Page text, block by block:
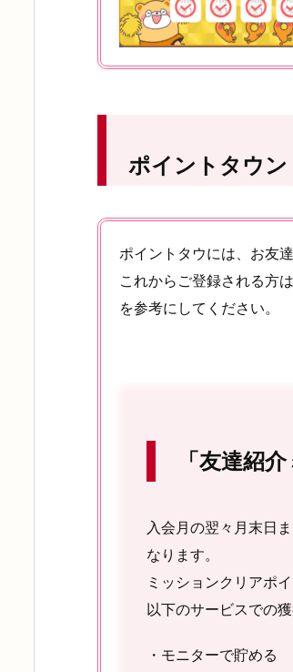
ポイントタウ
ポイントタウには、お友
これからご登録される方
を参考にしてください。
「友達紹
入会月の翌々月末日
なります。
ミッションクリアポ
以下のサービスでの
・モニターで貯める